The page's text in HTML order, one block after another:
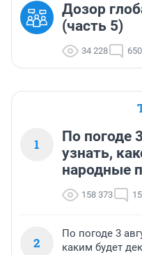
Дозор
(часть 5)
34 228 650
1
По погоде
узнать,
народные
158 373 15
2
По погоде 3
каким будет